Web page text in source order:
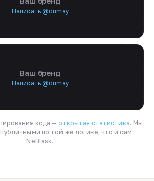
Написать @dumay
Ваш бренд
Написать @dumay
кода — открытая статистика. Мы
по той же логике, что и сам
NeBlask.